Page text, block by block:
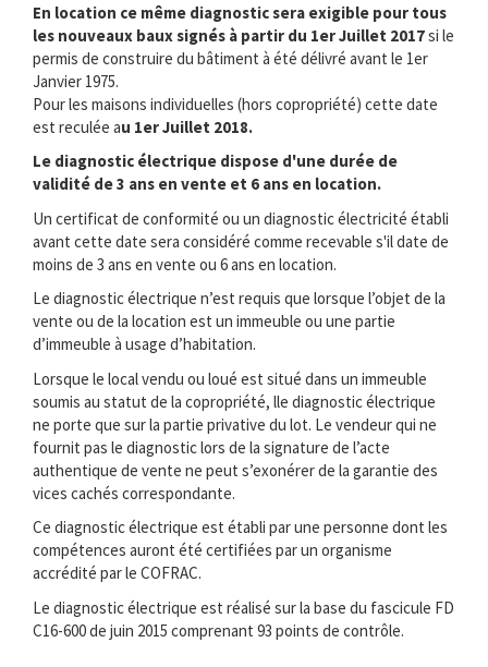
En location ce même diagnostic sera exigible pour tous
les nouveaux baux signés à partir du 1er Juillet 2017si le
permis de construire du bâtiment à été délivré avant le 1er
Janvier 1975.
Pour les maisons individuelles (hors copropriété) cette date
est reculée au 1er Juillet 2018.
Le diagnostic électrique dispose d'une durée de
validité de 3 ans en vente et 6 ans en location.
Un certificat de conformité ou un diagnostic électricité établi
avant cette date sera considéré comme recevable s'il date de
moins de 3 ans en vente ou 6 ans en location.
Le diagnostic électrique n’est requis que lorsque l’objet de la
vente ou de la location est un immeuble ou une partie
d’immeuble à usage d’habitation.
Lorsque le local vendu ou loué est situé dans un immeuble
soumis au statut de la copropriété, lle diagnostic électrique
ne porte que sur la partie privative du lot. Le vendeur qui ne
fournit pas le diagnostic lors de la signature de l’acte
authentique de vente ne peut s’exonérer de la garantie des
vices cachés correspondante.
Ce diagnostic électrique est établi par une personne dont les
compétences auront été certifiées par un organisme
accrédité par le COFRAC.
Le diagnostic électrique est réalisé sur la base du fascicule FD
C16-600 de juin 2015 comprenant 93 points de contrôle.